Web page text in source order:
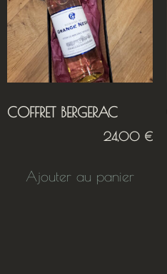
COFFRET BERGERAC
24,00 €
Ajouter au panier